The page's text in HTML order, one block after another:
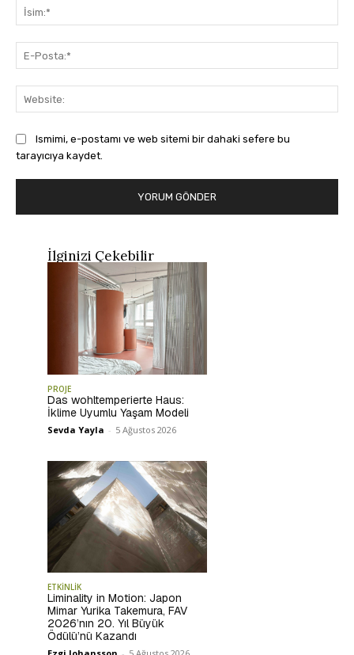
Ismimi, e-postamı ve web sitemi bir dahaki sefere bu
tarayıcıya kaydet.
İlginizi Çekebilir
PROJE
Das wohltemperierte Haus:
İklime Uyumlu Yaşam Modeli
Sevda Yayla - 5 Ağustos 2026
ETKİNLİK
Liminality in Motion: Japon
Mimar Yurika Takemura, FAV
2026’nın 20. Yıl Büyük
Ödülü’nü Kazandı